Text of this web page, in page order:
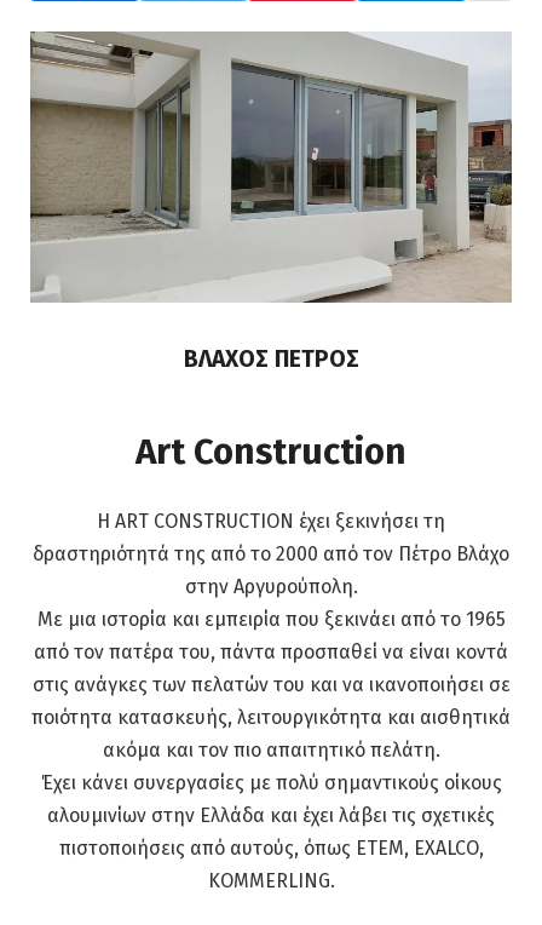
ΒΛΑΧΟΣ ΠΕΤΡΟΣ
Art Construction
Η ART CONSTRUCTION έχει ξεκινήσει τη
δραστηριότητά της από το 2000 από τον Πέτρο Βλάχο
στην Αργυρούπολη.
Με μια ιστορία και εμπειρία που ξεκινάει από το 1965
από τον πατέρα του, πάντα προσπαθεί να είναι κοντά
στις ανάγκες των πελατών του και να ικανοποιήσει σε
ποιότητα κατασκευής, λειτουργικότητα και αισθητικά
ακόμα και τον πιο απαιτητικό πελάτη.
Έχει κάνει συνεργασίες με πολύ σημαντικούς οίκους
αλουμινίων στην Ελλάδα και έχει λάβει τις σχετικές
πιστοποιήσεις από αυτούς, όπως ΕΤΕΜ, EXALCO,
KOMMERLING.